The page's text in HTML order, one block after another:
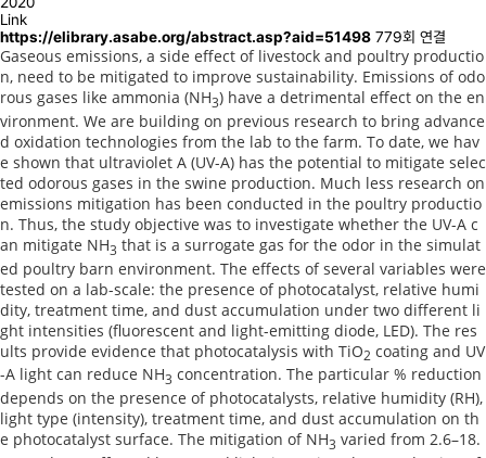
Link
https://elibrary.asabe.org/abstract.asp?aid=51498 779회 연결
Gaseous emissions, a side effect of livestock and poultry productio
n, need to be mitigated to improve sustainability. Emissions of odo
rous gases like ammonia (NH3) have a detrimental effect on the en
vironment. We are building on previous research to bring advance
d oxidation technologies from the lab to the farm. To date, we hav
e shown that ultraviolet A (UV-A) has the potential to mitigate selec
ted odorous gases in the swine production. Much less research on
emissions mitigation has been conducted in the poultry productio
n. Thus, the study objective was to investigate whether the UV-A c
an mitigate NH3 that is a surrogate gas for the odor in the simulat
ed poultry barn environment. The effects of several variables were
tested on a lab-scale: the presence of photocatalyst, relative humi
dity, treatment time, and dust accumulation under two different li
ght intensities (fluorescent and light-emitting diode, LED). The res
ults provide evidence that photocatalysis with TiO2 coating and UV
-A light can reduce NH3 concentration. The particular % reduction
depends on the presence of photocatalysts, relative humidity (RH),
light type (intensity), treatment time, and dust accumulation on th
e photocatalyst surface. The mitigation of NH3 varied from 2.6–18.